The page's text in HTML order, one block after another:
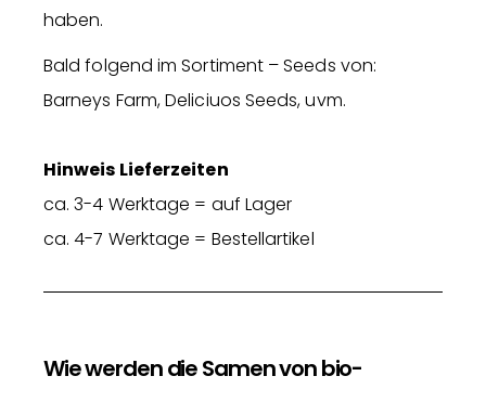
haben.
Bald folgend im Sortiment – Seeds von:
Barneys Farm, Deliciuos Seeds, uvm.
Hinweis Lieferzeiten
ca. 3-4 Werktage = auf Lager
ca. 4-7 Werktage = Bestellartikel
Wie werden die Samen von bio-